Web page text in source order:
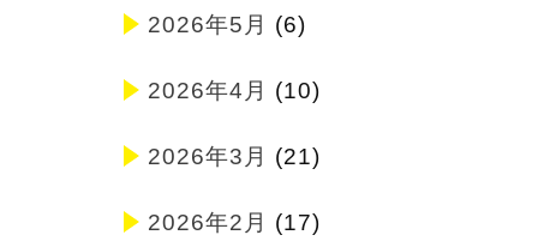
2026年5月 (6)
2026年4月 (10)
2026年3月 (21)
2026年2月 (17)